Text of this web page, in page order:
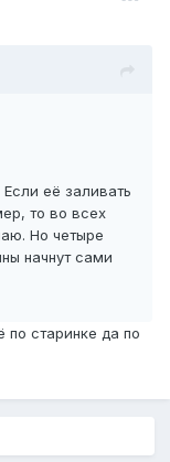
её заливать
то во всех
Но четыре
начнут сами
по старинке да по